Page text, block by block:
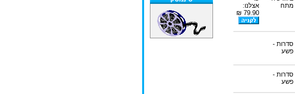
מתח
אצלנו:
79.90 ₪
סדרות -
פשע
סדרות -
פשע